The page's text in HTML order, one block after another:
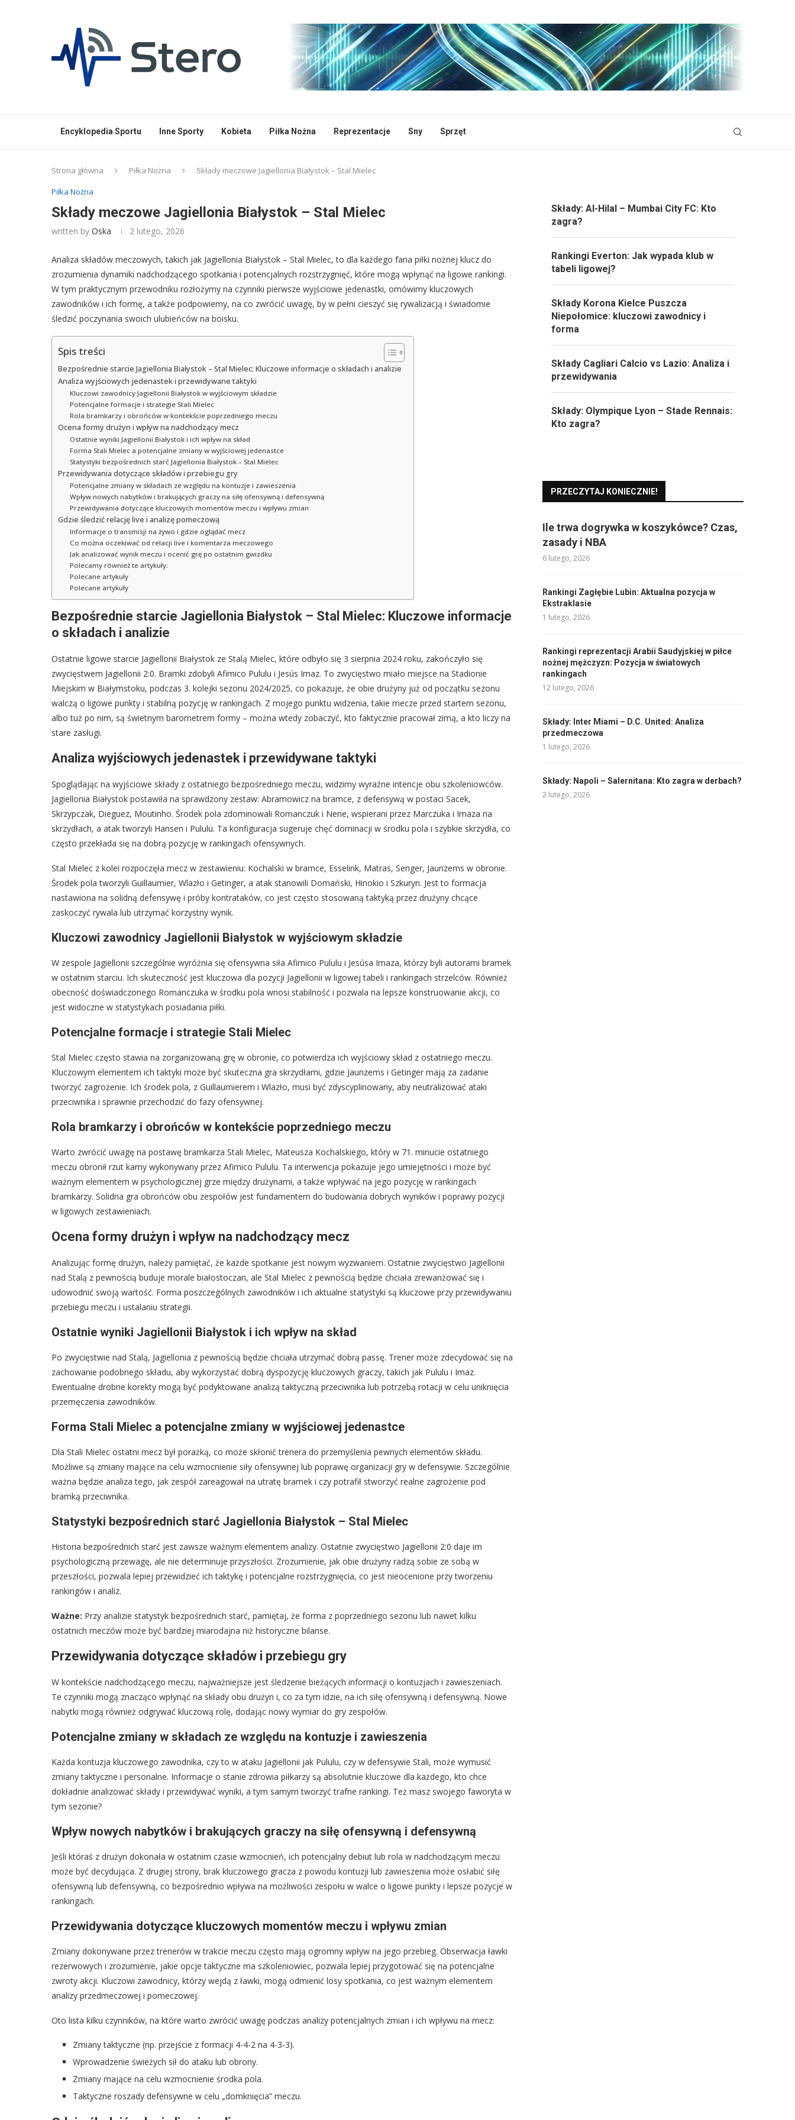
Encyklopedia Sportu Inne Sporty Kobieta Piłka Nożna Reprezentacje Sny Sprzęt
Strona główna Piłka Nożna
Składy meczowe Jagiellonia Białystok – Stal Mielec
Piłka Nożna
Składy meczowe Jagiellonia Białystok – Stal Mielec
written by Oska 2 lutego, 2026
Analiza składów meczowych, takich jak Jagiellonia Białystok – Stal Mielec, to dla każdego fana piłki nożnej klucz do
zrozumienia dynamiki nadchodzącego spotkania i potencjalnych rozstrzygnięć, które mogą wpłynąć na ligowe rankingi.
W tym praktycznym przewodniku rozłożymy na czynniki pierwsze wyjściowe jedenastki, omówimy kluczowych
zawodników i ich formę, a także podpowiemy, na co zwrócić uwagę, by w pełni cieszyć się rywalizacją i świadomie
śledzić poczynania swoich ulubieńców na boisku.
Spis treści
Bezpośrednie starcie Jagiellonia Białystok – Stal Mielec: Kluczowe informacje o składach i analizie
Analiza wyjściowych jedenastek i przewidywane taktyki
Kluczowi zawodnicy Jagiellonii Białystok w wyjściowym składzie
Potencjalne formacje i strategie Stali Mielec
Rola bramkarzy i obrońców w kontekście poprzedniego meczu
Ocena formy drużyn i wpływ na nadchodzący mecz
Ostatnie wyniki Jagiellonii Białystok i ich wpływ na skład
Forma Stali Mielec a potencjalne zmiany w wyjściowej jedenastce
Statystyki bezpośrednich starć Jagiellonia Białystok – Stal Mielec
Przewidywania dotyczące składów i przebiegu gry
Potencjalne zmiany w składach ze względu na kontuzje i zawieszenia
Wpływ nowych nabytków i brakujących graczy na siłę ofensywną i defensywną
Przewidywania dotyczące kluczowych momentów meczu i wpływu zmian
Gdzie śledzić relację live i analizę pomeczową
Informacje o transmisji na żywo i gdzie oglądać mecz
Co można oczekiwać od relacji live i komentarza meczowego
Jak analizować wynik meczu i ocenić grę po ostatnim gwizdku
Polecamy również te artykuły:
Polecane artykuły
Polecane artykuły
Bezpośrednie starcie Jagiellonia Białystok – Stal Mielec: Kluczowe informacje
o składach i analizie
Ostatnie ligowe starcie Jagiellonii Białystok ze Stalą Mielec, które odbyło się 3 sierpnia 2024 roku, zakończyło się
zwycięstwem Jagiellonii 2:0. Bramki zdobyli Afimico Pululu i Jesús Imaz. To zwycięstwo miało miejsce na Stadionie
Miejskim w Białymstoku, podczas 3. kolejki sezonu 2024/2025, co pokazuje, że obie drużyny już od początku sezonu
walczą o ligowe punkty i stabilną pozycję w rankingach. Z mojego punktu widzenia, takie mecze przed startem sezonu,
albo tuż po nim, są świetnym barometrem formy – można wtedy zobaczyć, kto faktycznie pracował zimą, a kto liczy na
stare zasługi.
Analiza wyjściowych jedenastek i przewidywane taktyki
Spoglądając na wyjściowe składy z ostatniego bezpośredniego meczu, widzimy wyraźne intencje obu szkoleniowców.
Jagiellonia Białystok postawiła na sprawdzony zestaw: Abramowicz na bramce, z defensywą w postaci Sacek,
Skrzypczak, Dieguez, Moutinho. Środek pola zdominowali Romanczuk i Nene, wspierani przez Marczuka i Imaza na
skrzydłach, a atak tworzyli Hansen i Pululu. Ta konfiguracja sugeruje chęć dominacji w środku pola i szybkie skrzydła, co
często przekłada się na dobrą pozycję w rankingach ofensywnych.
Stal Mielec z kolei rozpoczęła mecz w zestawieniu: Kochalski w bramce, Esselink, Matras, Senger, Jaunzems w obronie.
Środek pola tworzyli Guillaumier, Wlazło i Getinger, a atak stanowili Domański, Hinokio i Szkuryn. Jest to formacja
nastawiona na solidną defensywę i próby kontrataków, co jest często stosowaną taktyką przez drużyny chcące
zaskoczyć rywala lub utrzymać korzystny wynik.
Kluczowi zawodnicy Jagiellonii Białystok w wyjściowym składzie
W zespole Jagiellonii szczególnie wyróżnia się ofensywna siła Afimico Pululu i Jesúsa Imaza, którzy byli autorami bramek
w ostatnim starciu. Ich skuteczność jest kluczowa dla pozycji Jagiellonii w ligowej tabeli i rankingach strzelców. Również
obecność doświadczonego Romanczuka w środku pola wnosi stabilność i pozwala na lepsze konstruowanie akcji, co
jest widoczne w statystykach posiadania piłki.
Potencjalne formacje i strategie Stali Mielec
Stal Mielec często stawia na zorganizowaną grę w obronie, co potwierdza ich wyjściowy skład z ostatniego meczu.
Kluczowym elementem ich taktyki może być skuteczna gra skrzydłami, gdzie Jaunzems i Getinger mają za zadanie
tworzyć zagrożenie. Ich środek pola, z Guillaumierem i Wlazło, musi być zdyscyplinowany, aby neutralizować ataki
przeciwnika i sprawnie przechodzić do fazy ofensywnej.
Rola bramkarzy i obrońców w kontekście poprzedniego meczu
Warto zwrócić uwagę na postawę bramkarza Stali Mielec, Mateusza Kochalskiego, który w 71. minucie ostatniego
meczu obronił rzut karny wykonywany przez Afimico Pululu. Ta interwencja pokazuje jego umiejętności i może być
ważnym elementem w psychologicznej grze między drużynami, a także wpływać na jego pozycję w rankingach
bramkarzy. Solidna gra obrońców obu zespołów jest fundamentem do budowania dobrych wyników i poprawy pozycji
w ligowych zestawieniach.
Ocena formy drużyn i wpływ na nadchodzący mecz
Analizując formę drużyn, należy pamiętać, że każde spotkanie jest nowym wyzwaniem. Ostatnie zwycięstwo Jagiellonii
nad Stalą z pewnością buduje morale białostoczan, ale Stal Mielec z pewnością będzie chciała zrewanżować się i
udowodnić swoją wartość. Forma poszczególnych zawodników i ich aktualne statystyki są kluczowe przy przewidywaniu
przebiegu meczu i ustalaniu strategii.
Ostatnie wyniki Jagiellonii Białystok i ich wpływ na skład
Po zwycięstwie nad Stalą, Jagiellonia z pewnością będzie chciała utrzymać dobrą passę. Trener może zdecydować się na
zachowanie podobnego składu, aby wykorzystać dobrą dyspozycję kluczowych graczy, takich jak Pululu i Imaz.
Ewentualne drobne korekty mogą być podyktowane analizą taktyczną przeciwnika lub potrzebą rotacji w celu uniknięcia
przemęczenia zawodników.
Forma Stali Mielec a potencjalne zmiany w wyjściowej jedenastce
Dla Stali Mielec ostatni mecz był porażką, co może skłonić trenera do przemyślenia pewnych elementów składu.
Możliwe są zmiany mające na celu wzmocnienie siły ofensywnej lub poprawę organizacji gry w defensywie. Szczególnie
ważna będzie analiza tego, jak zespół zareagował na utratę bramek i czy potrafił stworzyć realne zagrożenie pod
bramką przeciwnika.
Statystyki bezpośrednich starć Jagiellonia Białystok – Stal Mielec
Historia bezpośrednich starć jest zawsze ważnym elementem analizy. Ostatnie zwycięstwo Jagiellonii 2:0 daje im
psychologiczną przewagę, ale nie determinuje przyszłości. Zrozumienie, jak obie drużyny radzą sobie ze sobą w
przeszłości, pozwala lepiej przewidzieć ich taktykę i potencjalne rozstrzygnięcia, co jest nieocenione przy tworzeniu
rankingów i analiz.
Ważne: Przy analizie statystyk bezpośrednich starć, pamiętaj, że forma z poprzedniego sezonu lub nawet kilku
ostatnich meczów może być bardziej miarodajna niż historyczne bilanse.
Przewidywania dotyczące składów i przebiegu gry
W kontekście nadchodzącego meczu, najważniejsze jest śledzenie bieżących informacji o kontuzjach i zawieszeniach.
Te czynniki mogą znacząco wpłynąć na składy obu drużyn i, co za tym idzie, na ich siłę ofensywną i defensywną. Nowe
nabytki mogą również odgrywać kluczową rolę, dodając nowy wymiar do gry zespołów.
Potencjalne zmiany w składach ze względu na kontuzje i zawieszenia
Każda kontuzja kluczowego zawodnika, czy to w ataku Jagiellonii jak Pululu, czy w defensywie Stali, może wymusić
zmiany taktyczne i personalne. Informacje o stanie zdrowia piłkarzy są absolutnie kluczowe dla każdego, kto chce
dokładnie analizować składy i przewidywać wyniki, a tym samym tworzyć trafne rankingi. Też masz swojego faworyta w
tym sezonie?
Wpływ nowych nabytków i brakujących graczy na siłę ofensywną i defensywną
Jeśli któraś z drużyn dokonała w ostatnim czasie wzmocnień, ich potencjalny debiut lub rola w nadchodzącym meczu
może być decydująca. Z drugiej strony, brak kluczowego gracza z powodu kontuzji lub zawieszenia może osłabić siłę
ofensywną lub defensywną, co bezpośrednio wpływa na możliwości zespołu w walce o ligowe punkty i lepsze pozycje w
rankingach.
Przewidywania dotyczące kluczowych momentów meczu i wpływu zmian
Zmiany dokonywane przez trenerów w trakcie meczu często mają ogromny wpływ na jego przebieg. Obserwacja ławki
rezerwowych i zrozumienie, jakie opcje taktyczne ma szkoleniowiec, pozwala lepiej przygotować się na potencjalne
zwroty akcji. Kluczowi zawodnicy, którzy wejdą z ławki, mogą odmienić losy spotkania, co jest ważnym elementem
analizy przedmeczowej i pomeczowej.
Oto lista kilku czynników, na które warto zwrócić uwagę podczas analizy potencjalnych zmian i ich wpływu na mecz:
Zmiany taktyczne (np. przejście z formacji 4-4-2 na 4-3-3).
Wprowadzenie świeżych sił do ataku lub obrony.
Zmiany mające na celu wzmocnienie środka pola.
Taktyczne roszady defensywne w celu „domknięcia” meczu.
Składy: Al-Hilal – Mumbai City FC: Kto
zagra?
Rankingi Everton: Jak wypada klub w
tabeli ligowej?
Składy Korona Kielce Puszcza
Niepołomice: kluczowi zawodnicy i
forma
Składy Cagliari Calcio vs Lazio: Analiza i
przewidywania
Składy: Olympique Lyon – Stade Rennais:
Kto zagra?
PRZECZYTAJ KONIECZNIE!
Ile trwa dogrywka w koszykówce? Czas,
zasady i NBA
6 lutego, 2026
Rankingi Zagłębie Lubin: Aktualna pozycja w
Ekstraklasie
1 lutego, 2026
Rankingi reprezentacji Arabii Saudyjskiej w piłce
nożnej mężczyzn: Pozycja w światowych
rankingach
12 lutego, 2026
Składy: Inter Miami – D.C. United: Analiza
przedmeczowa
1 lutego, 2026
Składy: Napoli – Salernitana: Kto zagra w derbach?
2 lutego, 2026